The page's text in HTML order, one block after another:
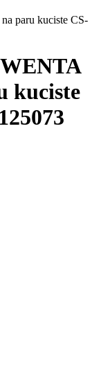
paru kuciste CS-
kuciste